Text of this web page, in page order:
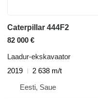
Caterpillar 444F2
82 000 €
Laadur-ekskavaator
2019
2 638 m/t
Eesti, Saue